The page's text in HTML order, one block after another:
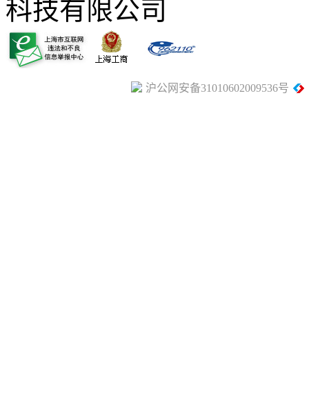
科技有限公司
沪公网安备31010602009536号